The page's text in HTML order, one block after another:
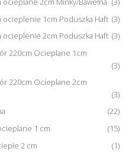
ocieplenie 1cm Poduszka Haft (3)
ocieplenie 2cm Poduszka Haft (3)
220cm Ocieplane 1cm
(3)
220cm Ocieplane 2cm
(3)
(22)
1 cm
(15)
2 cm
(1)